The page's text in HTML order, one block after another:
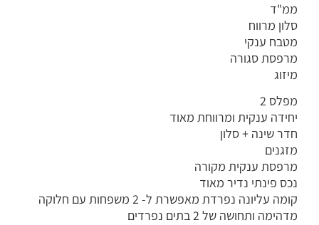
ממ"ד
סלון מרווח
מטבח ענקי
מרפסת סגורה
מיזוג
מפלס 2
יחידה ענקית ומרווחת מאוד
חדר שינה + סלון
מזגנים
מרפסת ענקית מקורה
נכס פינתי נדיר מאוד
קומה עליונה נפרדת מאפשרת ל- 2 משפחות עם חלוקה
מדהימה ותחושה של 2 בתים נפרדים